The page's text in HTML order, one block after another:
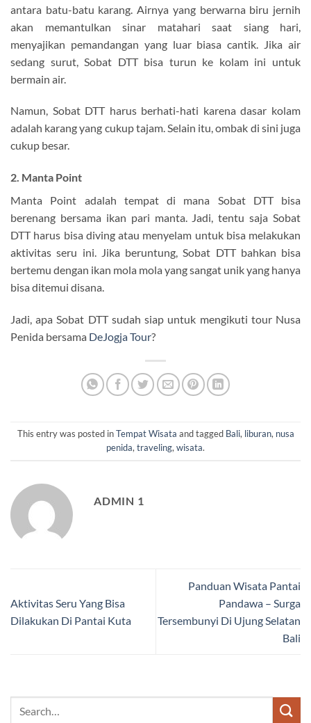
antara batu-batu karang. Airnya yang berwarna biru jernih
akan memantulkan sinar matahari saat siang hari,
menyajikan pemandangan yang luar biasa cantik. Jika air
sedang surut, Sobat DTT bisa turun ke kolam ini untuk
bermain air.
Namun, Sobat DTT harus berhati-hati karena dasar kolam
adalah karang yang cukup tajam. Selain itu, ombak di sini juga
cukup besar.
2. Manta Point
Manta Point adalah tempat di mana Sobat DTT bisa
berenang bersama ikan pari manta. Jadi, tentu saja Sobat
DTT harus bisa diving atau menyelam untuk bisa melakukan
aktivitas seru ini. Jika beruntung, Sobat DTT bahkan bisa
bertemu dengan ikan mola mola yang sangat unik yang hanya
bisa ditemui disana.
Jadi, apa Sobat DTT sudah siap untuk mengikuti tour Nusa
Penida bersama DeJogja Tour?
This entry was posted inTempat Wisata and tagged Bali, liburan, nusa
penida,traveling,wisata.
ADMIN 1
Aktivitas Seru Yang Bisa
Dilakukan Di Pantai Kuta
Panduan Wisata Pantai
Pandawa – Surga
Tersembunyi Di Ujung Selatan
Bali